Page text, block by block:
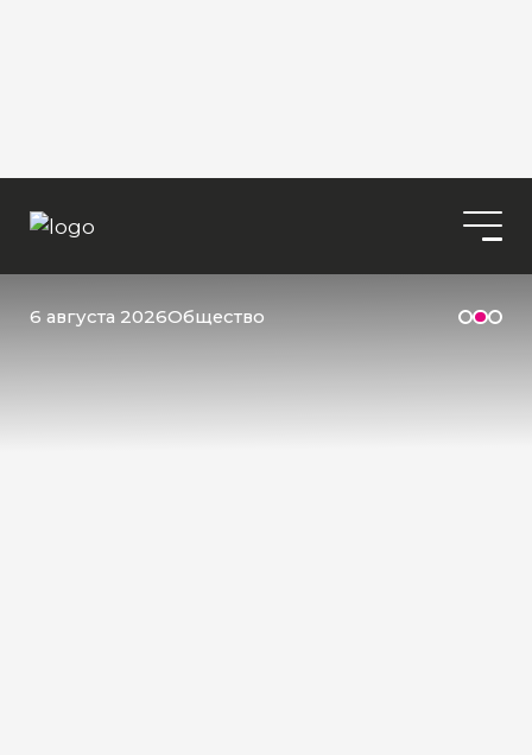
6 августа 2026Общество